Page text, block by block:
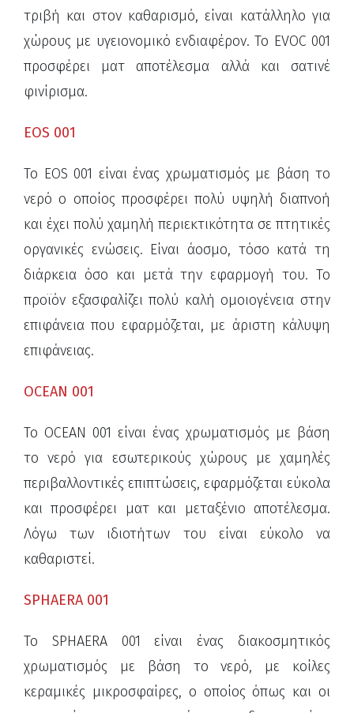
τριβή και στον καθαρισμό, είναι κατάλληλο για
χώρους με υγειονομικό ενδιαφέρον. Το EVOC 001
προσφέρει ματ αποτέλεσμα αλλά και σατινέ
φινίρισμα.
EOS 001
Το EOS 001 είναι ένας χρωματισμός με βάση το
νερό ο οποίος προσφέρει πολύ υψηλή διαπνοή
και έχει πολύ χαμηλή περιεκτικότητα σε πτητικές
οργανικές ενώσεις. Είναι άοσμο, τόσο κατά τη
διάρκεια όσο και μετά την εφαρμογή του. Το
προϊόν εξασφαλίζει πολύ καλή ομοιογένεια στην
επιφάνεια που εφαρμόζεται, με άριστη κάλυψη
επιφάνειας.
OCEAN 001
Το OCEAN 001 είναι ένας χρωματισμός με βάση
το νερό για εσωτερικούς χώρους με χαμηλές
περιβαλλοντικές επιπτώσεις, εφαρμόζεται εύκολα
και προσφέρει ματ και μεταξένιο αποτέλεσμα.
Λόγω των ιδιοτήτων του είναι εύκολο να
καθαριστεί.
SPHAERA 001
Το SPHAERA 001 είναι ένας διακοσμητικός
χρωματισμός με βάση το νερό, με κοίλες
κεραμικές μικροσφαίρες, ο οποίος όπως και οι